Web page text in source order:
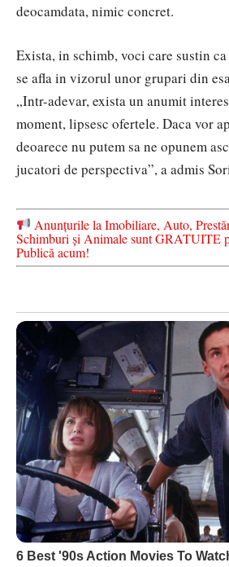
deocamdata, nimic concret.
Exista, in schimb, voci care sustin
se afla in vizorul unor grupari din
„Intr-adevar, exista un anumit
moment, lipsesc ofertele. Daca vor
deoarece nu putem sa ne opunem
jucatori de perspectiva”, a admis
Anunțurile la Imobiliare, Auto,
Schimburi și Animale sunt GRATUITE
Publică acum!